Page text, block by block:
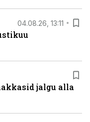
04.08.26, 13:11
jalgu alla